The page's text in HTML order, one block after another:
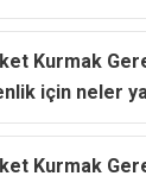
Kurmak
için neler
Kurmak